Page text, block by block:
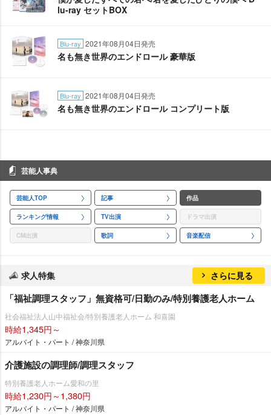
lu-ray セットBOX
Blu-ray 2021年08月04日発売
名も無き世界のエンドロール 豪華版
Blu-ray 2021年08月04日発売
名も無き世界のエンドロール コンプリート版
芸能人事典
芸能人TOP 記事 作品
ランキング情報 TV出演 ドラマ出演
CM出演 歌詞 音楽配信
求人特集 さらに見る
「福祉調理スタッフ」無資格可/日勤のみ/特別養護老人ホーム
社会福祉法人山中福祉会/特別養護老人ホーム 和喜園
時給1,345円～
アルバイト・パート / 神奈川県
介護施設の調理師/調理スタッフ
特別養護老人ホーム愛和の里
時給1,230円～1,380円
アルバイト・パート / 神奈川県